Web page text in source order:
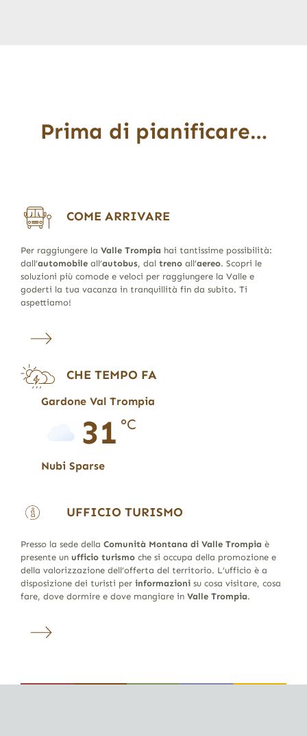
Prima di pianificare…
COME ARRIVARE
Per raggiungere la Valle Trompia hai tantissime possibilità:
dall’automobileall’autobus, dal trenoall’aereo. Scopri le
soluzioni più comode e veloci per raggiungere la Valle e
goderti la tua vacanza in tranquillità fin da subito. Ti
aspettiamo!
CHE TEMPO FA
Gardone Val Trompia
31 °C
Nubi Sparse
UFFICIO TURISMO
Presso la sede della Comunità Montana di Valle Trompia è
presente un ufficio turismoche si occupa della promozione e
della valorizzazione dell’offerta del territorio. L’ufficio è a
disposizione dei turisti per informazionisu cosa visitare, cosa
fare, dove dormire e dove mangiare in Valle Trompia.